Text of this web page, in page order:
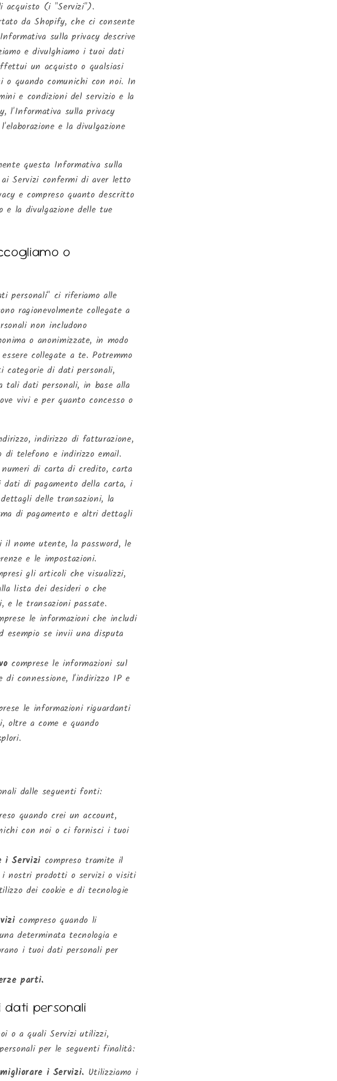
acquisto (i "Servizi").
da Shopify, che ci consente
sulla privacy descrive
e divulghiamo i tuoi dati
un acquisto o qualsiasi
quando comunichi con noi. In
e condizioni del servizio e la
l'Informativa sulla privacy
e la divulgazione
questa Informativa sulla
Servizi confermi di aver letto
e compreso quanto descritto
e la divulgazione delle tue
o
personali" ci riferiamo alle
ragionevolmente collegate a
non includono
o anonimizzate, in modo
collegate a te. Potremmo
categorie di dati personali,
tali dati personali, in base alla
vivi e per quanto concesso o
indirizzo di fatturazione,
di telefono e indirizzo email.
di carta di credito, carta
di pagamento della carta, i
delle transazioni, la
di pagamento e altri dettagli
il nome utente, la password, le
e le impostazioni.
gli articoli che visualizzi,
lista dei desideri o che
e le transazioni passate.
le informazioni che includi
esempio se invii una disputa
comprese le informazioni sul
connessione, l'indirizzo IP e
le informazioni riguardanti
oltre a come e quando
dalle seguenti fonti:
quando crei un account,
con noi o ci fornisci i tuoi
i Servizi compreso tramite il
nostri prodotti o servizi o visiti
dei cookie e di tecnologie
compreso quando li
determinata tecnologia e
i tuoi dati personali per
parti.
dati personali
o a quali Servizi utilizzi,
per le seguenti finalità:
i Servizi. Utilizziamo i